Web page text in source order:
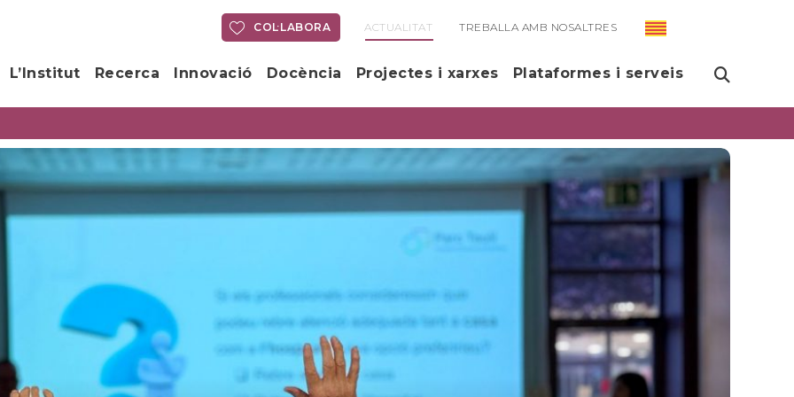
L’Institut Recerca Innovació Docència Projectes i xarxes Plataformes i serveis
TREBALLA AMB NOSALTRES
ACTUALITAT
COL·LABORA